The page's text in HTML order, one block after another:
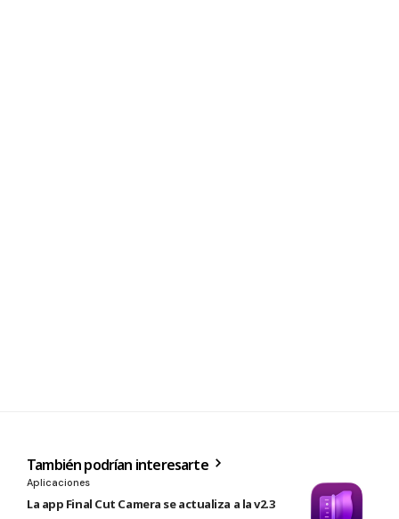
También podrían interesarte
Aplicaciones
La app Final Cut Camera se actualiza a la v2.3